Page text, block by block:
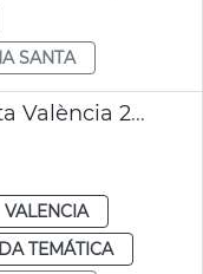
SANTA
Presentación Cuina Oberta València 2026
VALENCIA
TEMÁTICA